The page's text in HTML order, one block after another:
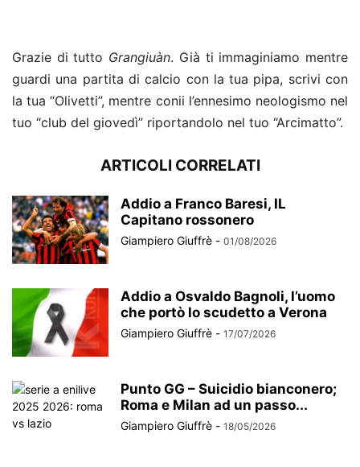
Grazie di tutto Grangiuàn. Già ti immaginiamo mentre
guardi una partita di calcio con la tua pipa, scrivi con
la tua “Olivetti”, mentre conii l’ennesimo neologismo nel
tuo “club del giovedì” riportandolo nel tuo “Arcimatto”.
ARTICOLI CORRELATI
Addio a Franco Baresi, IL
Capitano rossonero
Giampiero Giuffrè - 01/08/2026
Addio a Osvaldo Bagnoli, l’uomo
che portò lo scudetto a Verona
Giampiero Giuffrè - 17/07/2026
Punto GG – Suicidio bianconero;
Roma e Milan ad un passo...
Giampiero Giuffrè - 18/05/2026